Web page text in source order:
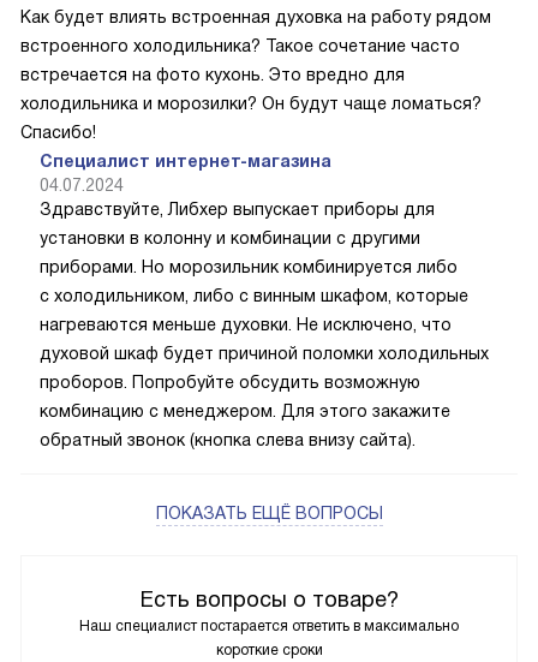
Есть вопросы о товаре?
Наш специалист постарается ответить в максимально
короткие сроки
Как будет влиять встроенная духовка на работу рядом
встроенного холодильника? Такое сочетание часто
встречается на фото кухонь. Это вредно для
холодильника и морозилки? Он будут чаще ломаться?
Спасибо!
Специалист интернет-магазина
04.07.2024
Здравствуйте, Либхер выпускает приборы для
установки в колонну и комбинации с другими
приборами. Но морозильник комбинируется либо
с холодильником, либо с винным шкафом, которые
нагреваются меньше духовки. Не исключено, что
духовой шкаф будет причиной поломки холодильных
проборов. Попробуйте обсудить возможную
комбинацию с менеджером. Для этого закажите
обратный звонок (кнопка слева внизу сайта).
ПОКАЗАТЬ ЕЩЁ ВОПРОСЫ